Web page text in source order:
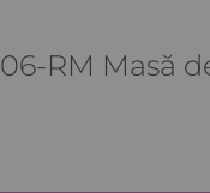
RM Masă